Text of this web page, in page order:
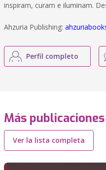
inspiram, curam e iluminam.
Ahzuria Publishing:
Perfil completo
Más
Ver la lista completa